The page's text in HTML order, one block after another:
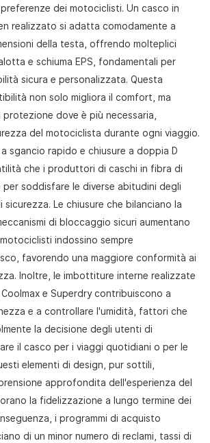
dei motociclisti. Un casco in
realizzato si adatta comodamente a
della testa, offrendo molteplici
e schiuma EPS, fondamentali per
sicura e personalizzata. Questa
non solo migliora il comfort, ma
dove è più necessaria,
del motociclista durante ogni viaggio.
sgancio rapido e chiusure a doppia D
che i produttori di caschi in fibra di
soddisfare le diverse abitudini degli
Le chiusure che bilanciano la
di bloccaggio sicuri aumentano
indossino sempre
favorendo una maggiore conformità ai
Inoltre, le imbottiture interne realizzate
e Superdry contribuiscono a
e a controllare l'umidità, fattori che
la decisione degli utenti di
il casco per i viaggi quotidiani o per le
elementi di design, pur sottili,
approfondita dell'esperienza del
la fidelizzazione a lungo termine dei
i programmi di acquisto
di un minor numero di reclami, tassi di